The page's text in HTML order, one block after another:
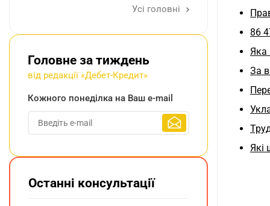
86
Яка
За
Які
Усі головні
Головне за тиждень
від редакції «Дебет-Кредит»
Кожного понеділка на Ваш e-mail
Останні консультації